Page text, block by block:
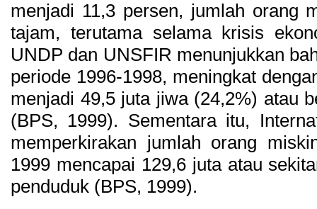
menjadi 11,3 persen, jumlah orang
tajam, terutama selama krisis
UNDP dan UNSFIR menunjukkan
periode 1996-1998, meningkat
menjadi 49,5 juta jiwa (24,2%) atau
(BPS, 1999). Sementara itu,
memperkirakan jumlah orang
1999 mencapai 129,6 juta atau
penduduk (BPS, 1999).